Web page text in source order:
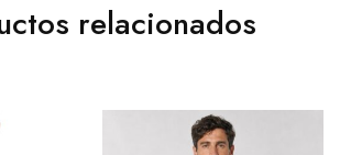
relacionados